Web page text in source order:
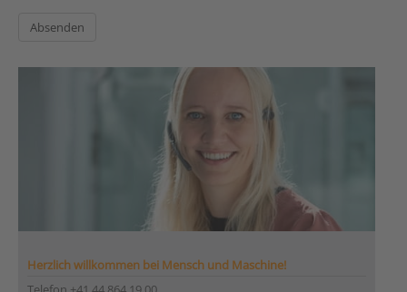
Herzlich willkommen bei Mensch und Maschine!